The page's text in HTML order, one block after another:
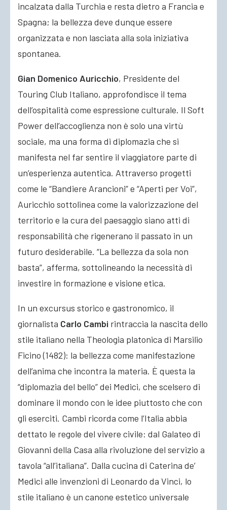
incalzata dalla Turchia e resta dietro a Francia e
Spagna; la bellezza deve dunque essere
organizzata e non lasciata alla sola iniziativa
spontanea.
Gian Domenico Auricchio, Presidente del
Touring Club Italiano, approfondisce il tema
dell’ospitalità come espressione culturale. Il Soft
Power dell’accoglienza non è solo una virtù
sociale, ma una forma di diplomazia che si
manifesta nel far sentire il viaggiatore parte di
un’esperienza autentica. Attraverso progetti
come le “Bandiere Arancioni” e “Aperti per Voi”,
Auricchio sottolinea come la valorizzazione del
territorio e la cura del paesaggio siano atti di
responsabilità che rigenerano il passato in un
futuro desiderabile. “La bellezza da sola non
basta”, afferma, sottolineando la necessità di
investire in formazione e visione etica.
In un excursus storico e gastronomico, il
giornalista Carlo Cambi rintraccia la nascita dello
stile italiano nella Theologia platonica di Marsilio
Ficino (1482): la bellezza come manifestazione
dell’anima che incontra la materia. È questa la
“diplomazia del bello” dei Medici, che scelsero di
dominare il mondo con le idee piuttosto che con
gli eserciti. Cambi ricorda come l’Italia abbia
dettato le regole del vivere civile: dal Galateo di
Giovanni della Casa alla rivoluzione del servizio a
tavola “all’italiana”. Dalla cucina di Caterina de’
Medici alle invenzioni di Leonardo da Vinci, lo
stile italiano è un canone estetico universale